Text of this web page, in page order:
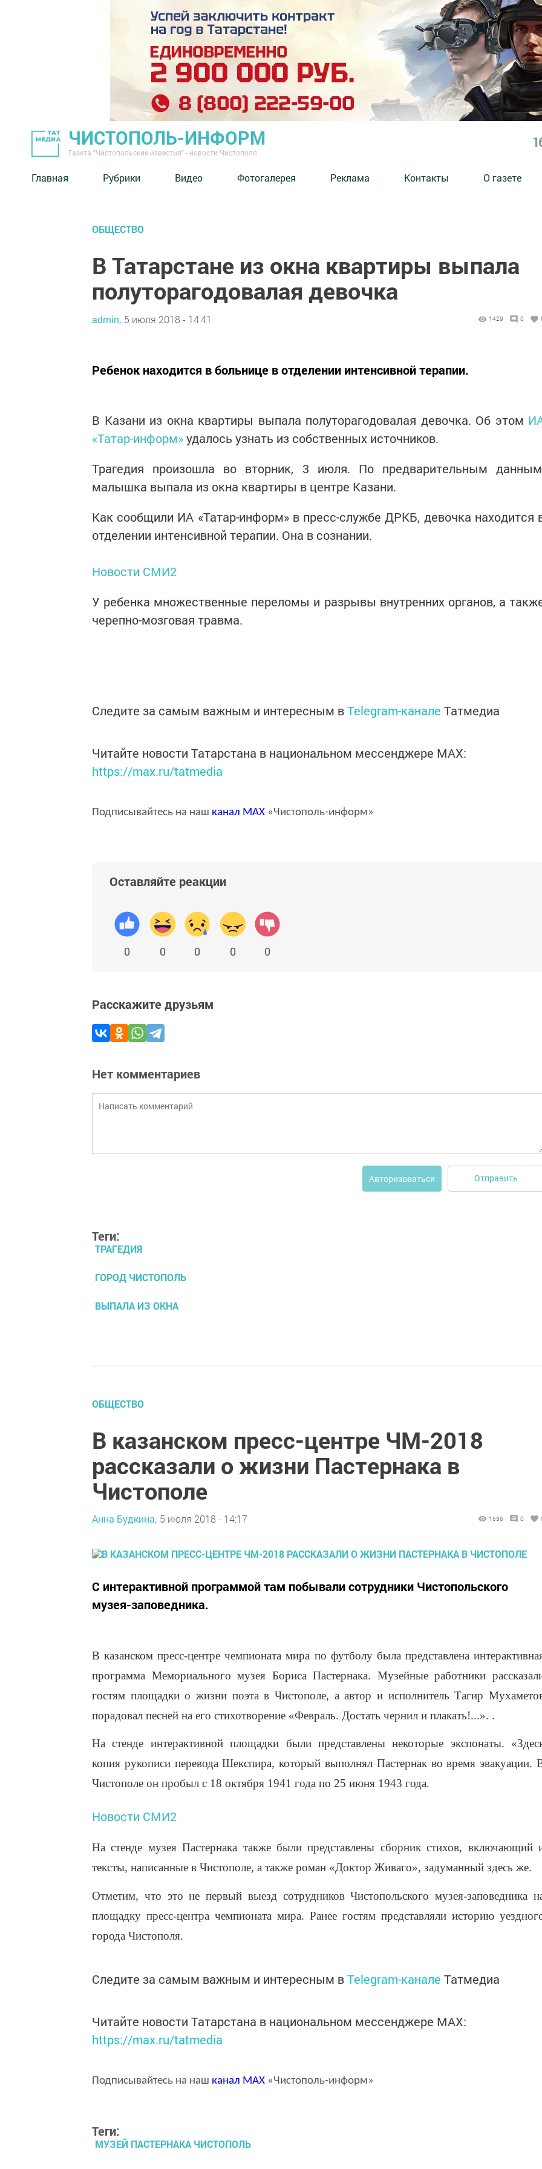
ЧИСТОПОЛЬ-ИНФОРМ
Газета "Чистопольские известия" - новости Чистополя
Главная Рубрики Видео Фотогалерея Реклама Контакты О газете
ОБЩЕСТВО
В Татарстане из окна квартиры выпала
полуторагодовалая девочка
admin, 5 июля 2018 - 14:41 1429 0
Ребенок находится в больнице в отделении интенсивной терапии.
В Казани из окна квартиры выпала полуторагодовалая девочка. Об этом
«Татар-информ»удалось узнать из собственных источников.
Трагедия произошла во вторник, 3 июля. По предварительным
малышка выпала из окна квартиры в центре Казани.
Как сообщили ИА «Татар-информ» в пресс-службе ДРКБ, девочка находится
отделении интенсивной терапии. Она в сознании.
Новости СМИ2
У ребенка множественные переломы и разрывы внутренних органов, а
черепно-мозговая травма.
Следите за самым важным и интересным вTelegram-канале Татмедиа
Читайте новости Татарстана в национальном мессенджере MАХ:
https://max.ru/tatmedia
Подписывайтесь на наш канал MAX «Чистополь-информ»
Оставляйте реакции
0 0 0 0 0
Расскажите друзьям
Нет комментариев
Авторизоваться Отправить
Теги:
ТРАГЕДИЯ
ГОРОД ЧИСТОПОЛЬ
ВЫПАЛА ИЗ ОКНА
ОБЩЕСТВО
В казанском пресс-центре ЧМ-2018
рассказали о жизни Пастернака в
Чистополе
Анна Будкина, 5 июля 2018 - 14:17 1636 0
С интерактивной программой там побывали сотрудники Чистопольского
музея-заповедника.
В казанском пресс-центре чемпионата мира по футболу была представлена
программа Мемориального музея Бориса Пастернака. Музейные работники
гостям площадки о жизни поэта в Чистополе, а автор и исполнитель Тагир
порадовал песней на его стихотворение «Февраль. Достать чернил и плакать!...». .
На стенде интерактивной площадки были представлены некоторые экспонаты.
копия рукописи перевода Шекспира, который выполнял Пастернак во время эвакуации.
Чистополе он пробыл с 18 октября 1941 года по 25 июня 1943 года.
Новости СМИ2
На стенде музея Пастернака также были представлены сборник стихов, включающий
тексты, написанные в Чистополе, а также роман «Доктор Живаго», задуманный здесь же.
Отметим, что это не первый выезд сотрудников Чистопольского музея-заповедника
площадку пресс-центра чемпионата мира. Ранее гостям представляли историю
города Чистополя.
Следите за самым важным и интересным вTelegram-канале Татмедиа
Читайте новости Татарстана в национальном мессенджере MАХ:
https://max.ru/tatmedia
Подписывайтесь на наш канал MAX «Чистополь-информ»
Теги:
МУЗЕЙ ПАСТЕРНАКА ЧИСТОПОЛЬ